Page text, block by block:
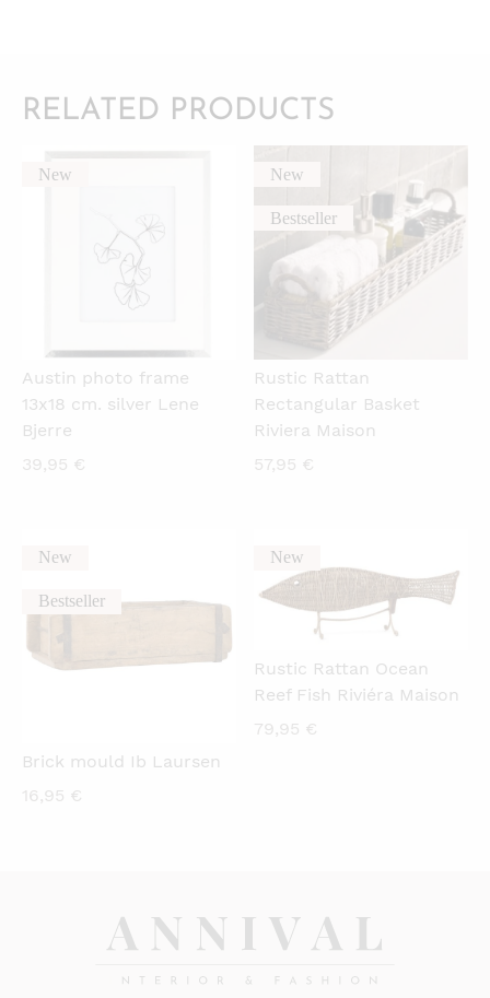
RELATED PRODUCTS
New
Austin photo frame
13x18 cm. silver Lene
Bjerre
39,95 €
New
Bestseller
Rustic Rattan
Rectangular Basket
Riviera Maison
57,95 €
New
Bestseller
Brick mould Ib Laursen
16,95 €
New
Rustic Rattan Ocean
Reef Fish Riviéra Maison
79,95 €